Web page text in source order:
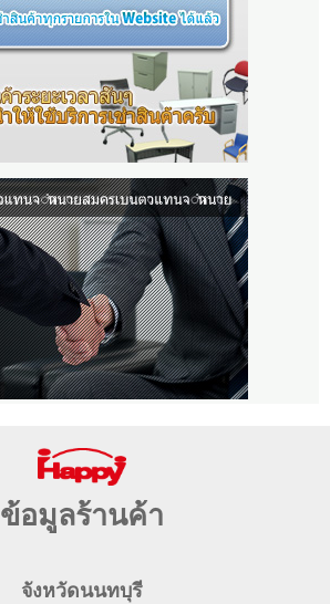
ข้อมูลร้านค้า
จังหวัดนนทบุรี